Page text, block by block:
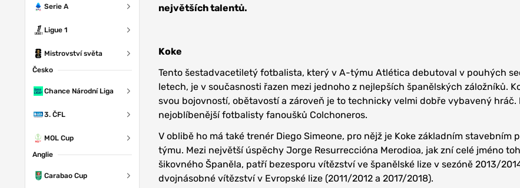
Serie A
Ligue 1
Mistrovství světa
Česko
Chance Národní Liga
3. ČFL
MOL Cup
Anglie
Carabao Cup
největších talentů.
Koke
Tento šestadvacetiletý fotbalista, který v A-týmu Atlética debutoval v pouhých
letech, je v současnosti řazen mezi jednoho z nejlepších španělských záložníků.
svou bojovností, obětavostí a zároveň je to technicky velmi dobře vybavený hráč.
nejoblíbenější fotbalisty fanoušků Colchoneros.
V oblibě ho má také trenér Diego Simeone, pro nějž je Koke základním stavebním
týmu. Mezi největší úspěchy Jorge Resurreccióna Merodioa, jak zní celé jméno
šikovného Španěla, patří bezesporu vítězství ve španělské lize v sezóně 2013/
dvojnásobné vítězství v Evropské lize (2011/2012 a 2017/2018).